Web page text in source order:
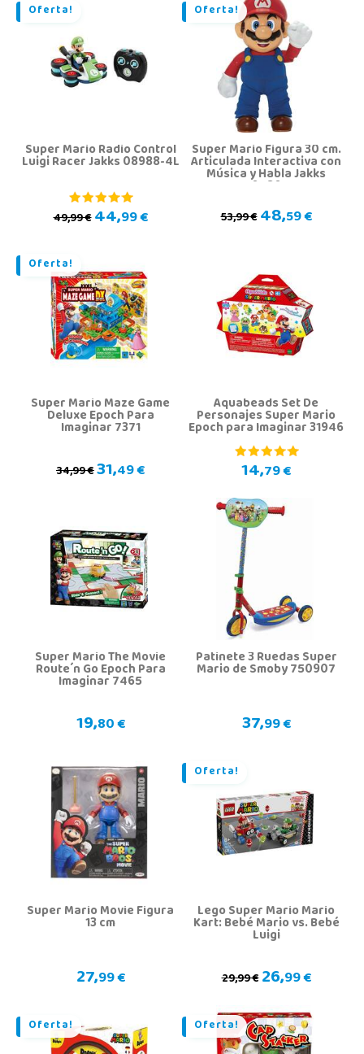
Oferta!
Super Mario Radio Control
Luigi Racer Jakks 08988-4L
49,99 €44,99 €
Oferta!
Super Mario Figura 30 cm.
Articulada Interactiva con
Música y Habla Jakks
404304
53,99 €48,59 €
Oferta!
Super Mario Maze Game
Deluxe Epoch Para
Imaginar 7371
34,99 €31,49 €
Aquabeads Set De
Personajes Super Mario
Epoch para Imaginar 31946
14,79 €
Super Mario The Movie
Route´n Go Epoch Para
Imaginar 7465
19,80 €
Patinete 3 Ruedas Super
Mario de Smoby 750907
37,99 €
Super Mario Movie Figura
13 cm
27,99 €
Oferta!
Lego Super Mario Mario
Kart: Bebé Mario vs. Bebé
Luigi
29,99 €26,99 €
Oferta! Oferta!